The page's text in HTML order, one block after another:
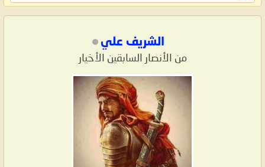
الشريف علي
من الأنصار السابقين الأخيار